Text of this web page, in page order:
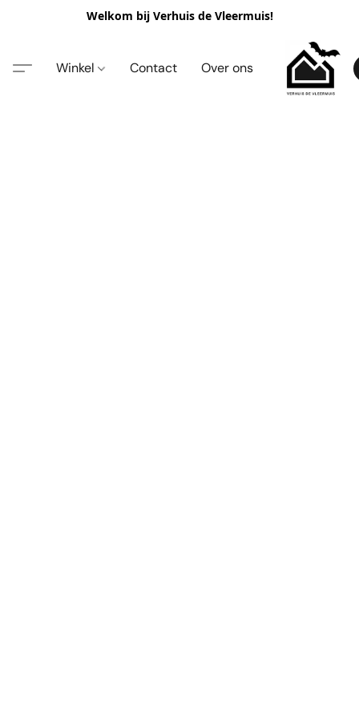
Welkom bij Verhuis de Vleermuis!
Winkel Contact Over ons